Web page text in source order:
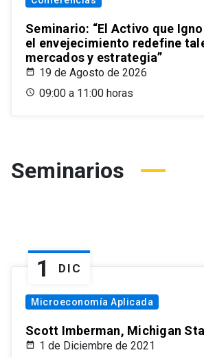
Seminario: “El Activo que
el envejecimiento redefine
mercados y estrategia”
19 de Agosto de 2026
09:00 a 11:00 horas
Seminarios
1 DIC
Microeconomía Aplicada
Scott Imberman, Michigan
1 de Diciembre de 2021